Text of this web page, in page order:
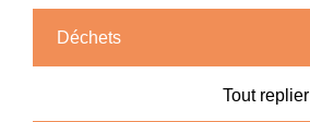
Déchets
Tout replier